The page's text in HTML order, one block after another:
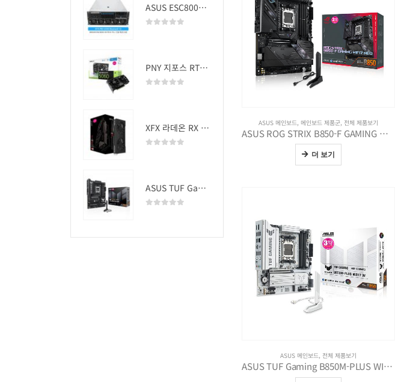
ASUS 메인보드, 메인보드 제품군, 전체 제품보기
ASUS ROG STRIX B850-F GAMING WIFI7 NEO
더 보기
ASUS 메인보드, 전체 제품보기
ASUS TUF Gaming B850M-PLUS WIFI7 W
ASUS ESC8000A-E13 (RTX PRO 5000 Blackwell x2)
PNY 지포스 RTX 5060 OC D7 8GB Dual Fan
XFX 라데온 RX 9060 XT SWIFT DUAL OC D6 16GB
ASUS TUF Gaming B850-PLUS WIFI